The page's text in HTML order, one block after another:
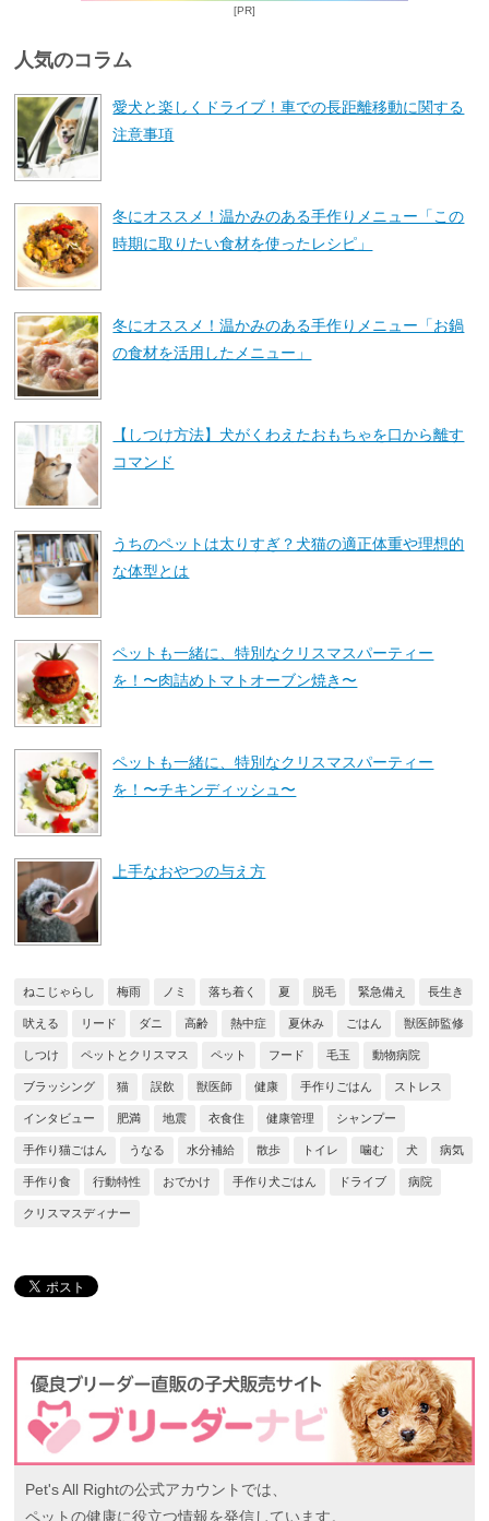
[PR]
人気のコラム
愛犬と楽しくドライブ！車での長距離移動に関する
注意事項
冬にオススメ！温かみのある手作りメニュー「この
時期に取りたい食材を使ったレシピ」
冬にオススメ！温かみのある手作りメニュー「お鍋
の食材を活用したメニュー」
【しつけ方法】犬がくわえたおもちゃを口から離す
コマンド
うちのペットは太りすぎ？犬猫の適正体重や理想的
な体型とは
ペットも一緒に、特別なクリスマスパーティー
を！〜肉詰めトマトオーブン焼き〜
ペットも一緒に、特別なクリスマスパーティー
を！〜チキンディッシュ〜
上手なおやつの与え方
ねこじゃらし 梅雨 ノミ 落ち着く 夏 脱毛 緊急備え 長生き
吠える リード ダニ 高齢 熱中症 夏休み ごはん 獣医師監修
しつけ ペットとクリスマス ペット フード 毛玉 動物病院
ブラッシング 猫 誤飲 獣医師 健康 手作りごはん ストレス
インタビュー 肥満 地震 衣食住 健康管理 シャンプー
手作り猫ごはん うなる 水分補給 散歩 トイレ 噛む 犬 病気
手作り食 行動特性 おでかけ 手作り犬ごはん ドライブ 病院
クリスマスディナー
Pet's All Rightの公式アカウントでは、
ペットの健康に役立つ情報を発信しています。